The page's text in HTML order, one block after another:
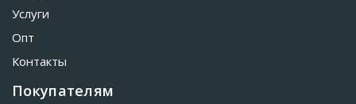
Услуги
Опт
Контакты
Покупателям